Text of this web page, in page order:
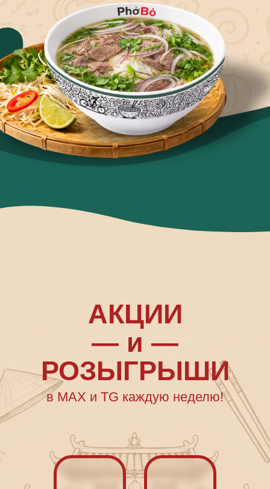
АКЦИИ
— и —
РОЗЫГРЫШИ
в MAX и TG каждую неделю!